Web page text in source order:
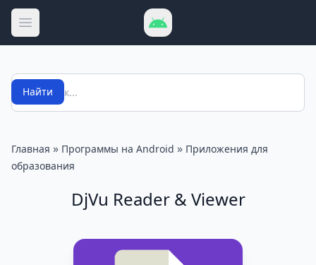
Открыть меню
Поиск
Найти
Главная » Программы на Android » Приложения для
образования
DjVu Reader & Viewer